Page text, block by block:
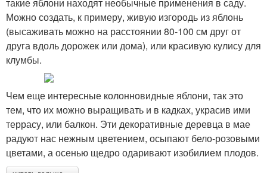
такие яблони находят необычные применения в саду.
Можно создать, к примеру, живую изгородь из яблонь
(высаживать можно на расстоянии 80-100 см друг от
друга вдоль дорожек или дома), или красивую кулису для
клумбы.
Чем еще интересные колонновидные яблони, так это
тем, что их можно выращивать и в кадках, украсив ими
террасу, или балкон. Эти декоративные деревца в мае
радуют нас нежным цветением, осыпают бело-розовыми
цветами, а осенью щедро одаривают изобилием плодов.